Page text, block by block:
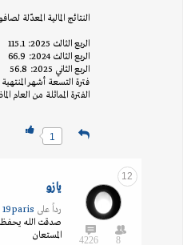
النتائج المالية المعدّلة
الربع الثالث 2025: 115.1
الربع الثالث 2024: 66.9
الربع الثاني 2025: 56.8
فترة التسعة أشهر المنتهية في 30 سبتمبر 2025:
الفترة المماثلة من العام الماضي
1
12
8
4226
يازو
رداً على 19paris
صدقت الله
المستعان